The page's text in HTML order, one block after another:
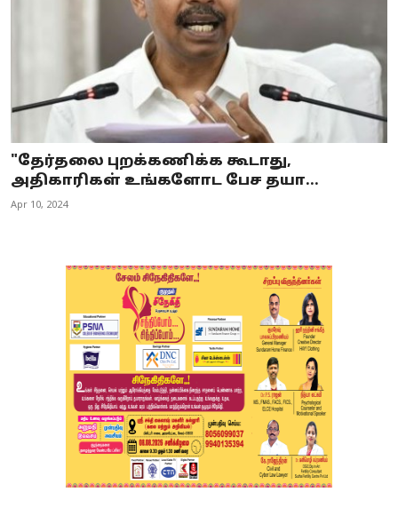
"தேர்தலை புறக்கணிக்க கூடாது,
அதிகாரிகள் உங்களோட பேச தயா...
Apr 10, 2024